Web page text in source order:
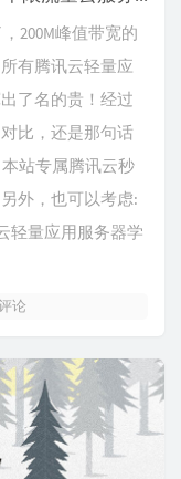
200M峰值带宽的
有腾讯云轻量应
了名的贵！经过
比，还是那句话
站专属腾讯云秒
外，也可以考虑:
轻量应用服务器学
论